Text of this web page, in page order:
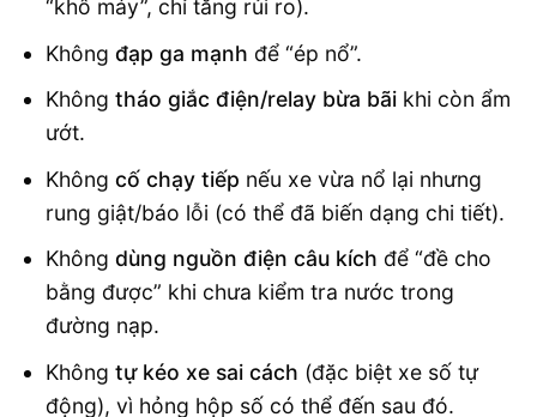
“khô máy”, chỉ tăng rủi ro).
Không đạp ga mạnh để “ép nổ”.
Không tháo giắc điện/relay bừa bãikhi còn ẩm
ướt.
Không cố chạy tiếp nếu xe vừa nổ lại nhưng
rung giật/báo lỗi (có thể đã biến dạng chi tiết).
Không dùng nguồn điện câu kích để “đề cho
bằng được” khi chưa kiểm tra nước trong
đường nạp.
Không tự kéo xe sai cách (đặc biệt xe số tự
động), vì hỏng hộp số có thể đến sau đó.